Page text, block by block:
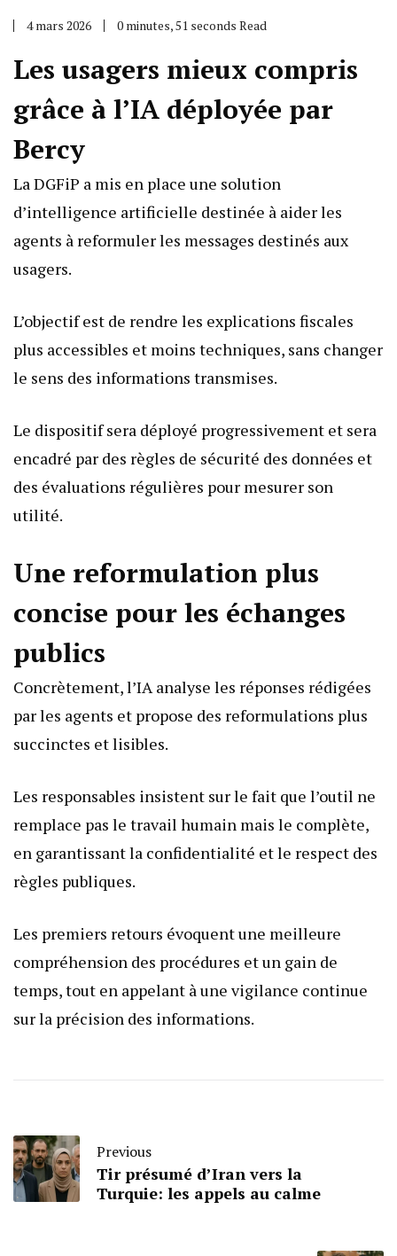
4 mars 2026 0 minutes, 51 seconds Read
Les usagers mieux compris
grâce à l’IA déployée par
Bercy
La DGFiP a mis en place une solution
d’intelligence artificielle destinée à aider les
agents à reformuler les messages destinés aux
usagers.
L’objectif est de rendre les explications fiscales
plus accessibles et moins techniques, sans changer
le sens des informations transmises.
Le dispositif sera déployé progressivement et sera
encadré par des règles de sécurité des données et
des évaluations régulières pour mesurer son
utilité.
Une reformulation plus
concise pour les échanges
publics
Concrètement, l’IA analyse les réponses rédigées
par les agents et propose des reformulations plus
succinctes et lisibles.
Les responsables insistent sur le fait que l’outil ne
remplace pas le travail humain mais le complète,
en garantissant la confidentialité et le respect des
règles publiques.
Les premiers retours évoquent une meilleure
compréhension des procédures et un gain de
temps, tout en appelant à une vigilance continue
sur la précision des informations.
Previous
Tir présumé d’Iran vers la
Turquie: les appels au calme